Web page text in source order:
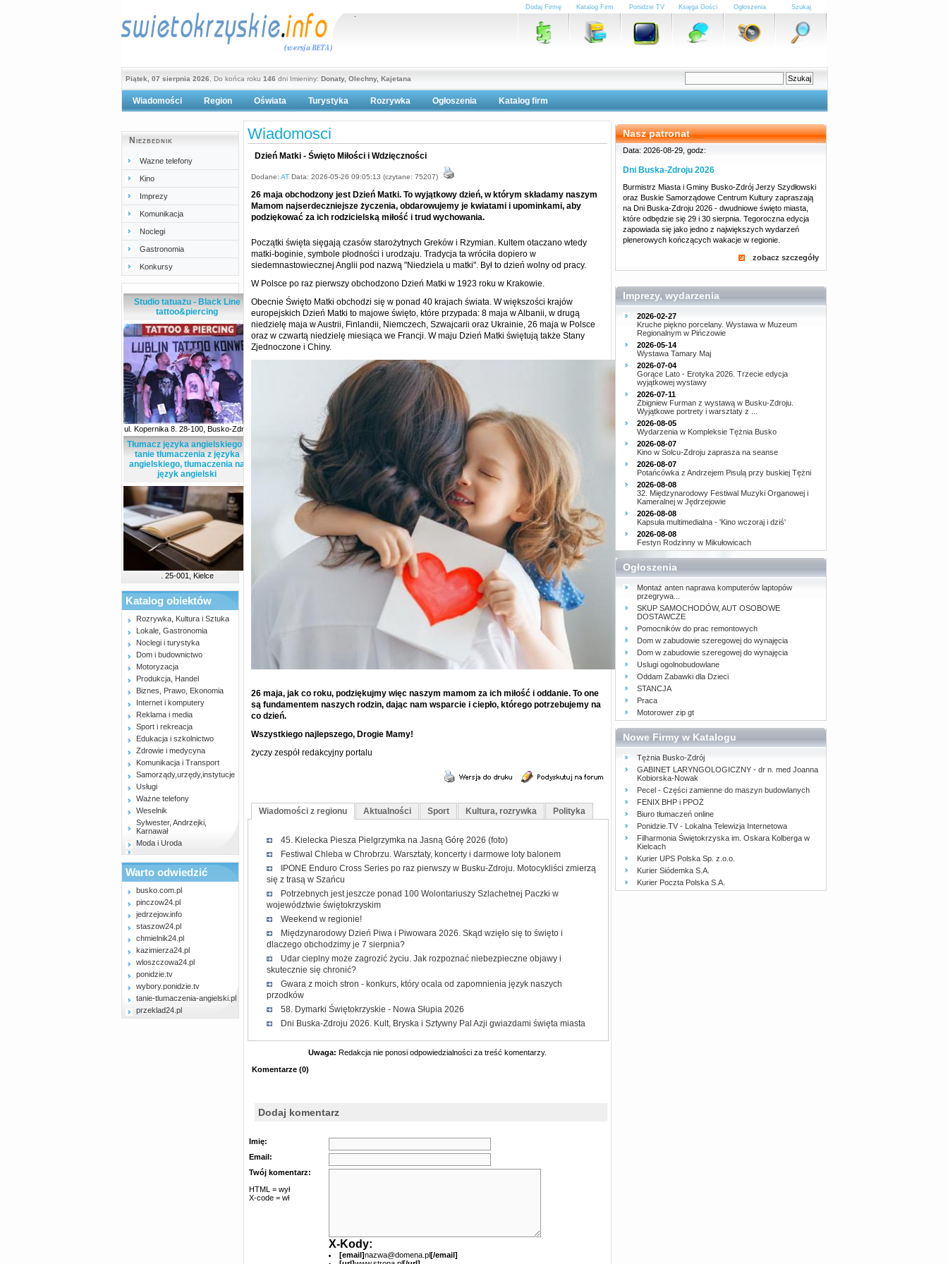
Szukaj
Ogłoszenia
Księga Gości
Ponidzie TV
Katalog Firm
Dodaj Firmę
Piątek, 07 sierpnia 2026 , Do końca roku 146 dni Imieniny: Donaty, Olechny, Kajetana
Wiadomości Region Oświata Turystyka
Polityka prywatności
Rozrywka Ogłoszenia Katalog firm
Niezbednik
Wazne telefony
Kino
Imprezy
Komunikacja
Noclegi
Gastronomia
Konkursy
Studio tatuażu - Black Line
tattoo&piercing
ul. Kopernika 8. 28-100, Busko-Zdrój
Tłumacz języka angielskiego -
tanie tłumaczenia z języka
angielskiego, tłumaczenia na
język angielski
. 25-001, Kielce
Katalog obiektów
Rozrywka, Kultura i Sztuka
Lokale, Gastronomia
Noclegi i turystyka
Dom i budownictwo
Motoryzacja
Produkcja, Handel
Biznes, Prawo, Ekonomia
Internet i komputery
Reklama i media
Sport i rekreacja
Edukacja i szkolnictwo
Zdrowie i medycyna
Komunikacja i Transport
Samorządy,urzędy,instytucje
Usługi
Ważne telefony
Weselnik
Sylwester, Andrzejki,
Karnawał
Moda i Uroda
Warto odwiedzić
busko.com.pl
pinczow24.pl
jedrzejow.info
staszow24.pl
chmielnik24.pl
kazimierza24.pl
wloszczowa24.pl
ponidzie.tv
wybory.ponidzie.tv
tanie-tlumaczenia-angielski.pl
przeklad24.pl
Wiadomosci
Dzień Matki - Święto Miłości i Wdzięczności
Dodane: AT Data: 2026-05-26 09:05:13 (czytane: 75207)
26 maja obchodzony jest Dzień Matki. To wyjątkowy dzień, w którym składamy naszym
Mamom najserdeczniejsze życzenia, obdarowujemy je kwiatami i upominkami, aby
podziękować za ich rodzicielską miłość i trud wychowania.
Początki święta sięgają czasów starożytnych Greków i Rzymian. Kultem otaczano wtedy
matki-boginie, symbole płodności i urodzaju. Tradycja ta wróciła dopiero w
siedemnastowiecznej Anglii pod nazwą "Niedziela u matki". Był to dzień wolny od pracy.
W Polsce po raz pierwszy obchodzono Dzień Matki w 1923 roku w Krakowie.
Obecnie Święto Matki obchodzi się w ponad 40 krajach świata. W większości krajów
europejskich Dzień Matki to majowe święto, które przypada: 8 maja w Albanii, w drugą
niedzielę maja w Austrii, Finlandii, Niemczech, Szwajcarii oraz Ukrainie, 26 maja w Polsce
oraz w czwartą niedzielę miesiąca we Francji. W maju Dzień Matki świętują także Stany
Zjednoczone i Chiny.
26 maja, jak co roku, podziękujmy więc naszym mamom za ich miłość i oddanie. To one
są fundamentem naszych rodzin, dając nam wsparcie i ciepło, którego potrzebujemy na
co dzień.
Wszystkiego najlepszego, Drogie Mamy!
życzy zespół redakcyjny portalu
Wiadomości z regionu Aktualności Sport Kultura, rozrywka Polityka
45. Kielecka Piesza Pielgrzymka na Jasną Górę 2026 (foto)
Festiwal Chleba w Chrobrzu. Warsztaty, koncerty i darmowe loty balonem
IPONE Enduro Cross Series po raz pierwszy w Busku-Zdroju. Motocykliści zmierzą
się z trasą w Szańcu
Potrzebnych jest jeszcze ponad 100 Wolontariuszy Szlachetnej Paczki w
województwie świętokrzyskim
Weekend w regionie!
Międzynarodowy Dzień Piwa i Piwowara 2026. Skąd wzięło się to święto i
dlaczego obchodzimy je 7 sierpnia?
Udar cieplny może zagrozić życiu. Jak rozpoznać niebezpieczne objawy i
skutecznie się chronić?
Gwara z moich stron - konkurs, który ocala od zapomnienia język naszych
przodków
58. Dymarki Świętokrzyskie - Nowa Słupia 2026
Dni Buska-Zdroju 2026. Kult, Bryska i Sztywny Pal Azji gwiazdami święta miasta
Uwaga: Redakcja nie ponosi odpowiedzialności za treść komentarzy.
Komentarze (0)
Dodaj komentarz
Imię:
Email:
Twój komentarz:
HTML = wył
X-code = wł
X-Kody:
[email]nazwa@domena.pl[/email]
Nasz patronat
Data: 2026-08-29, godz:
Dni Buska-Zdroju 2026
Burmistrz Miasta i Gminy Busko-Zdrój Jerzy Szydłowski
oraz Buskie Samorządowe Centrum Kultury zapraszają
na Dni Buska-Zdroju 2026 - dwudniowe święto miasta,
które odbędzie się 29 i 30 sierpnia. Tegoroczna edycja
zapowiada się jako jedno z największych wydarzeń
plenerowych kończących wakacje w regionie.
zobacz szczegóły
Imprezy, wydarzenia
2026-02-27
Kruche piękno porcelany. Wystawa w Muzeum
Regionalnym w Pińczowie
2026-05-14
Wystawa Tamary Maj
2026-07-04
Gorące Lato - Erotyka 2026. Trzecie edycja
wyjątkowej wystawy
2026-07-11
Zbigniew Furman z wystawą w Busku-Zdroju.
Wyjątkowe portrety i warsztaty z ...
2026-08-05
Wydarzenia w Kompleksie Tężnia Busko
2026-08-07
Kino w Solcu-Zdroju zaprasza na seanse
2026-08-07
Potańcówka z Andrzejem Pisulą przy buskiej Tężni
2026-08-08
32. Międzynarodowy Festiwal Muzyki Organowej i
Kameralnej w Jędrzejowie
2026-08-08
Kapsuła multimedialna - 'Kino wczoraj i dziś'
2026-08-08
Festyn Rodzinny w Mikułowicach
Ogłoszenia
Montaż anten naprawa komputerów laptopów
przegrywa...
SKUP SAMOCHODÓW, AUT OSOBOWE
DOSTAWCZE
Pomocników do prac remontowych
Dom w zabudowie szeregowej do wynajęcia
Dom w zabudowie szeregowej do wynajęcia
Uslugi ogolnobudowlane
Oddam Zabawki dla Dzieci
STANCJA
Praca
Motorower zip gt
Nowe Firmy w Katalogu
Tężnia Busko-Zdrój
GABINET LARYNGOLOGICZNY - dr n. med Joanna
Kobiorska-Nowak
Pecel - Części zamienne do maszyn budowlanych
FENIX BHP i PPOŻ
Biuro tłumaczeń online
Ponidzie.TV - Lokalna Telewizja Internetowa
Filharmonia Świętokrzyska im. Oskara Kolberga w
Kielcach
Kurier UPS Polska Sp. z.o.o.
Kurier Siódemka S.A.
Kurier Poczta Polska S.A.